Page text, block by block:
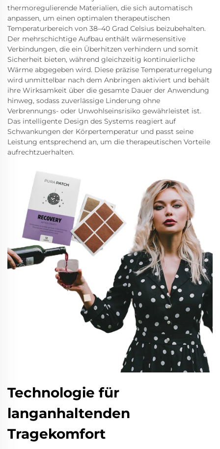
thermoregulierende Materialien, die sich automatisch
anpassen, um einen optimalen therapeutischen
Temperaturbereich von 38–40 Grad Celsius beizubehalten.
Der mehrschichtige Aufbau enthält wärmesensitive
Verbindungen, die ein Überhitzen verhindern und somit
Sicherheit bieten, während gleichzeitig kontinuierliche
Wärme abgegeben wird. Diese präzise Temperaturregelung
wird unmittelbar nach dem Anbringen aktiviert und behält
ihre Wirksamkeit über die gesamte Dauer der Anwendung
hinweg, sodass zuverlässige Linderung ohne
Verbrennungs- oder Unwohlseinsrisiko gewährleistet ist.
Das intelligente Design des Systems reagiert auf
Schwankungen der Körpertemperatur und passt seine
Leistung entsprechend an, um die therapeutischen Vorteile
aufrechtzuerhalten.
Technologie für
langanhaltenden
Tragekomfort